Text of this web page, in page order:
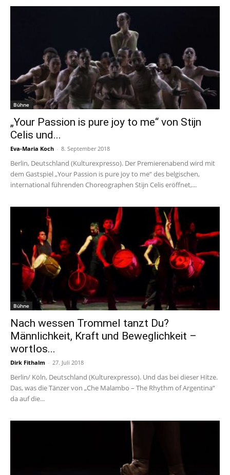
Bühne
„Your Passion is pure joy to me“ von Stijn
Celis und...
Eva-Maria Koch - 8. September 2018
Berlin, Deutschland (Kulturexpresso). Der Premierenabend wird mit
dem Gastspiel „Your Passion is pure joy to me“ des belgischen,
international führenden Choreographen Stijn Celis eröffnet,...
Bühne
Nach wessen Trommel tanzt Du?
Männlichkeit, Kraft und Beweglichkeit –
wortlos...
Dirk Fithalm - 27. Juli 2018
Berlin/ Köln, Deutschland (Kulturexpresso). Und das bei dieser Hitze.
Das, was die Tänzer von „Che Malambo – The Rhythm of Argentina“
da auf die...